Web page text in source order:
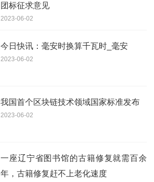
团标征求意见
2023-06-02
今日快讯：毫安时换算千瓦时_毫安
2023-06-02
我国首个区块链技术领域国家标准发布
2023-06-02
一座辽宁省图书馆的古籍修复就需百余
年，古籍修复赶不上老化速度